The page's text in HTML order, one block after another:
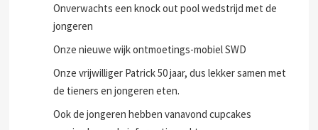
Onverwachts een knock out pool wedstrijd met de
jongeren
Onze nieuwe wijk ontmoetings-mobiel SWD
Onze vrijwilliger Patrick 50 jaar, dus lekker samen met
de tieners en jongeren eten.
Ook de jongeren hebben vanavond cupcakes